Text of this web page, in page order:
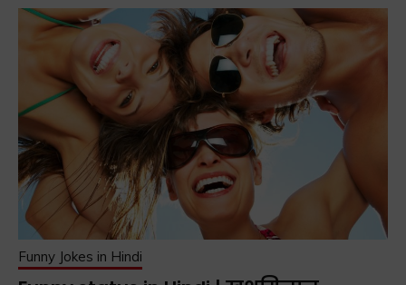
Funny Jokes in Hindi